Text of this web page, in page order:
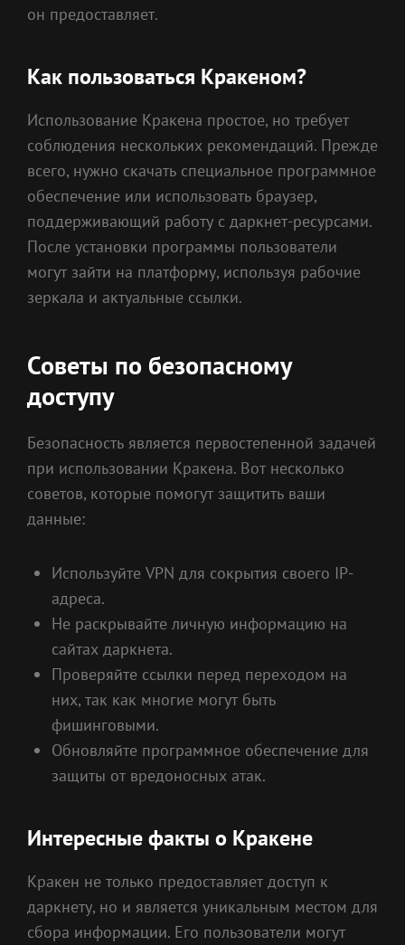
он предоставляет.
Как пользоваться Кракеном?
Использование Кракена простое, но требует
соблюдения нескольких рекомендаций. Прежде
всего, нужно скачать специальное программное
обеспечение или использовать браузер,
поддерживающий работу с даркнет-ресурсами.
После установки программы пользователи
могут зайти на платформу, используя рабочие
зеркала и актуальные ссылки.
Советы по безопасному
доступу
Безопасность является первостепенной задачей
при использовании Кракена. Вот несколько
советов, которые помогут защитить ваши
данные:
Используйте VPN для сокрытия своего IP-
адреса.
Не раскрывайте личную информацию на
сайтах даркнета.
Проверяйте ссылки перед переходом на
них, так как многие могут быть
фишинговыми.
Обновляйте программное обеспечение для
защиты от вредоносных атак.
Интересные факты о Кракене
Кракен не только предоставляет доступ к
даркнету, но и является уникальным местом для
сбора информации. Его пользователи могут